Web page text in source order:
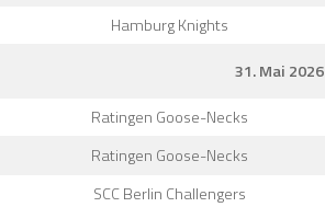
Hamburg Knights
31. Mai 2026
Ratingen Goose-Necks
Ratingen Goose-Necks
SCC Berlin Challengers